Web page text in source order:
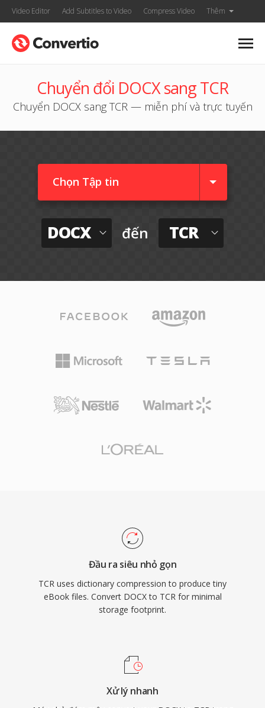
Video Editor Add Subtitles to Video Compress Video Thêm
Chuyển đổi DOCX sang TCR
Chuyển DOCX sang TCR — miễn phí và trực tuyến
Chọn Tập tin
DOCX đến TCR
Đầu ra siêu nhỏ gọn
TCR uses dictionary compression to produce tiny
eBook files. Convert DOCX to TCR for minimal
storage footprint.
Xử lý nhanh